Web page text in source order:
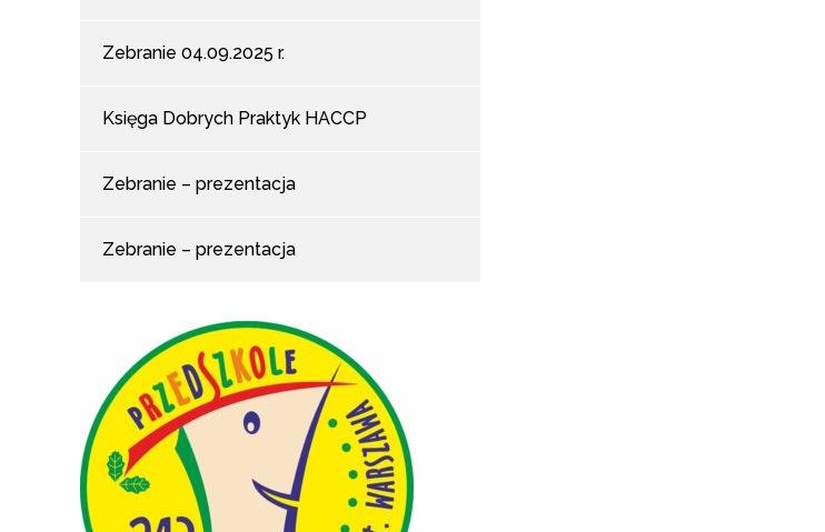
Zebranie 04.09.2025 r.
Księga Dobrych Praktyk HACCP
Zebranie – prezentacja
Zebranie – prezentacja